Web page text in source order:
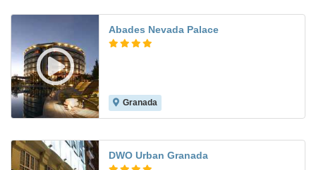
Abades Nevada Palace
Granada
DWO Urban Granada